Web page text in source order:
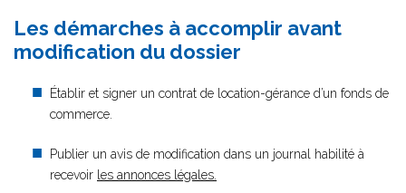
Les démarches à accomplir avant
modification du dossier
Établir et signer un contrat de location-gérance d’un fonds de
commerce.
Publier un avis de modification dans un journal habilité à
recevoir les annonces légales.